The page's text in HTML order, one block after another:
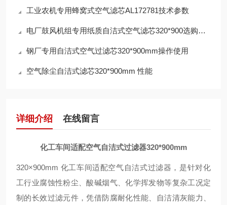
工业农机专用蜂窝式空气滤芯AL172781技术参数
电厂鼓风机组专用纸质自洁式空气滤芯320*900选购指南
钢厂专用自洁式空气过滤芯320*900mm操作使用
空气除尘自洁式滤芯320*900mm 性能
详细介绍 在线留言
化工车间适配空气自洁式过滤器320*900mm
320×900mm 化工车间适配空气自洁式过滤器，是针对化
工行业腐蚀性粉尘、酸碱烟气、化学挥发物等复杂工况定
制的长效过滤元件，凭借防腐耐化性能、自洁清灰能力、